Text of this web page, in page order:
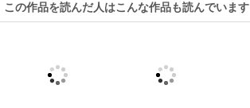
この作品を読んだ人はこんな作品も読んでいます